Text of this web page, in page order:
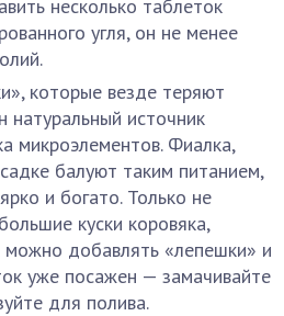
несколько таблеток
угля, он не менее
которые везде теряют
источник
микроэлементов. Фиалка,
балуют таким питанием,
и богато. Только не
куски коровяка,
можно добавлять «лепешки» и
уже посажен — замачивайте
для полива.